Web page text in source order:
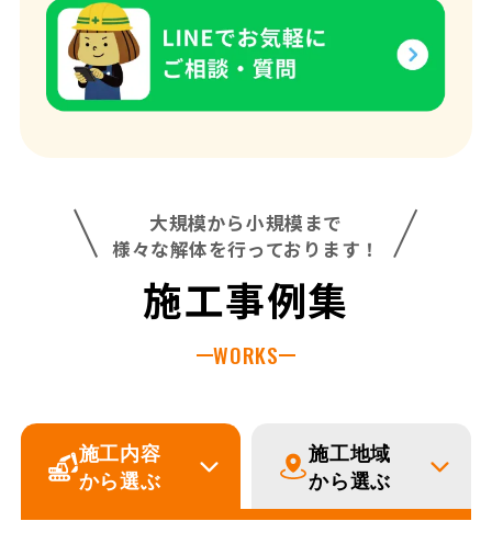
大規模から小規模まで
様々な解体を行っております！
施工事例集
WORKS
施工内容
から選ぶ
施工地域
から選ぶ